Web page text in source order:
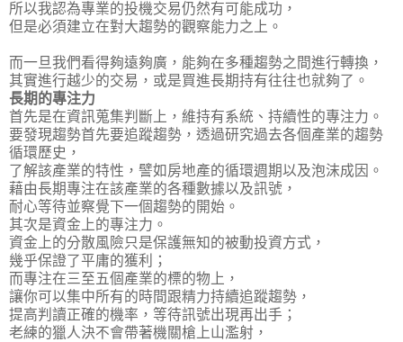
所以我認為專業的投機交易仍然有可能成功，
但是必須建立在對大趨勢的觀察能力之上。
而一旦我們看得夠遠夠廣，能夠在多種趨勢之間進行轉換，
其實進行越少的交易，或是買進長期持有往往也就夠了。
長期的專注力
首先是在資訊蒐集判斷上，維持有系統、持續性的專注力。
要發現趨勢首先要追蹤趨勢，透過研究過去各個產業的趨勢
循環歷史，
了解該產業的特性，譬如房地產的循環週期以及泡沫成因。
藉由長期專注在該產業的各種數據以及訊號，
耐心等待並察覺下一個趨勢的開始。
其次是資金上的專注力。
資金上的分散風險只是保護無知的被動投資方式，
幾乎保證了平庸的獲利；
而專注在三至五個產業的標的物上，
讓你可以集中所有的時間跟精力持續追蹤趨勢，
提高判讀正確的機率，等待訊號出現再出手；
老練的獵人決不會帶著機關槍上山濫射，